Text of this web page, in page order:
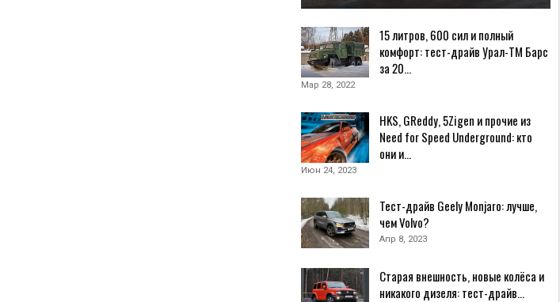
15 литров, 600 сил и полный
комфорт: тест-драйв Урал-ТМ Барс
за 20…
Мар 28, 2022
HKS, GReddy, 5Zigen и прочие из
Need for Speed Underground: кто
они и…
Июн 24, 2023
Тест-драйв Geely Monjaro: лучше,
чем Volvo?
Апр 8, 2023
Старая внешность, новые колёса и
никакого дизеля: тест-драйв…